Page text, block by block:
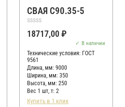
СВАЯ С90.35-5
Оценка
0
18717,00₽
В наличии
Технические условия: ГОСТ
9561
Длина, мм: 9000
Ширина, мм: 350
Высота, мм: 250
Вес 1 шт, т: 2
Купить в 1 клик